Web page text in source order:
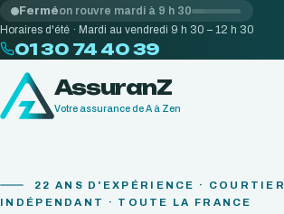
Ferméon rouvre mardi à 9 h 30
Horaires d'été · Mardi au vendredi 9 h 30 – 12 h 30
01 30 74 40 39
AssuranZ
Votre assurance de A à Zen
22 ANS D'EXPÉRIENCE · COURTIER
INDÉPENDANT · TOUTE LA FRANCE